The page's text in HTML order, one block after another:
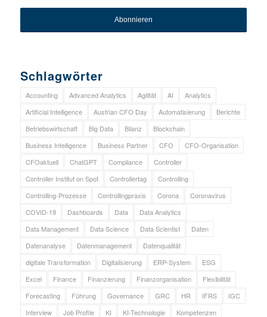
Schlagwörter
Accounting Advanced Analytics Agilität AI
Analytics
Artificial Intelligence
Austrian CFO Day Automatisierung
Berichte
Betriebswirtschaft
Big Data Bilanz
Blockchain
Business Intelligence
Business Partner CFO
CFO-Organisation
CFOaktuell
ChatGPT Compliance
Controller
Controller Institut on Spot
Controllertag
Controlling
Controlling-Prozesse
Controllingpraxis Corona
Coronavirus
COVID-19
Dashboards Data
Data Analytics
Data Management
Data Science Data Scientist
Daten
Datenanalyse
Datenmanagement
Datenqualität
digitale Transformation
Digitalisierung ERP-System
ESG
Excel
Finance Finanzierung Finanzorganisation
Flexibilität
Forecasting
Führung Governance GRC HR IFRS
IGC
Interview
Job Profile KI KI-Technologie Kompetenzen